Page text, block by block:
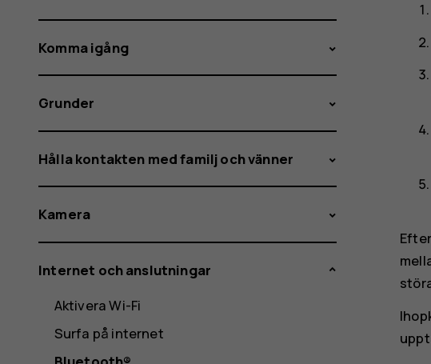
Komma igång
Grunder
Hålla kontakten med familj och vänner
Kamera
Internet och anslutningar
Aktivera Wi-Fi
Surfa på internet